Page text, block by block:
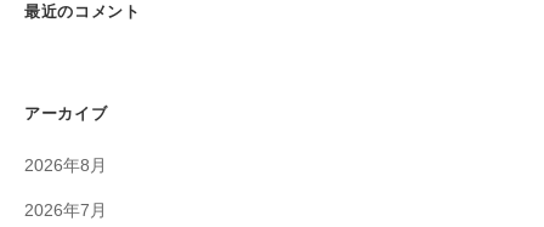
最近のコメント
アーカイブ
2026年8月
2026年7月